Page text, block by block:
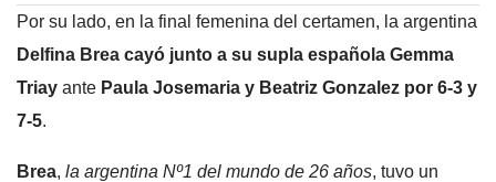
Por su lado, en la final femenina del certamen, la argentina
Delfina Brea cayó junto a su supla española Gemma
Triay ante Paula Josemaria y Beatriz Gonzalez por 6-3 y
7-5.
Brea, la argentina Nº1 del mundo de 26 años, tuvo un